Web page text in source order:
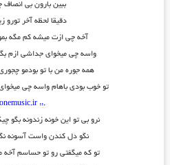
ببین بارون بی انصاف
دقیقا لحظه آخر تورو
آخه چی ازت میشه کم مگه
واسه چی میخوای جداشی ازم
همه جوره من با تو بودمو
تو خوب بودی باهام واسه چی
.:: ponemusic.ir ::.
نرو بی تو این خونه زندونه بگو
نگو دل کندن واست آسونه
تو که میگفتی رو تو حساسم آخه